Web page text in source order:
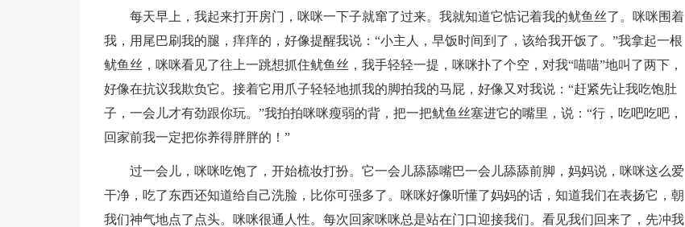
每天早上，我起来打开房门，咪咪一下子就窜了过来。我就知道它惦记着我的鱿鱼丝了。咪咪围着
我，用尾巴刷我的腿，痒痒的，好像提醒我说：“小主人，早饭时间到了，该给我开饭了。”我拿起一根
鱿鱼丝，咪咪看见了往上一跳想抓住鱿鱼丝，我手轻轻一提，咪咪扑了个空，对我“喵喵”地叫了两下，
好像在抗议我欺负它。接着它用爪子轻轻地抓我的脚拍我的马屁，好像又对我说：“赶紧先让我吃饱肚
子，一会儿才有劲跟你玩。”我拍拍咪咪瘦弱的背，把一把鱿鱼丝塞进它的嘴里，说：“行，吃吧吃吧，
回家前我一定把你养得胖胖的！”
过一会儿，咪咪吃饱了，开始梳妆打扮。它一会儿舔舔嘴巴一会儿舔舔前脚，妈妈说，咪咪这么爱
干净，吃了东西还知道给自己洗脸，比你可强多了。咪咪好像听懂了妈妈的话，知道我们在表扬它，朝
我们神气地点了点头。咪咪很通人性。每次回家咪咪总是站在门口迎接我们。看见我们回来了，先冲我